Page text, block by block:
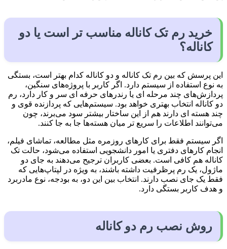
خرید رم تک کاناله مناسب تر است یا دو
کاناله؟
این پرسش که بین رم تک کاناله و دو کاناله کدام بهتر است، بستگی
به نوع استفاده از سیستم دارد. اگر کاربر با پروژه‌های سنگین،
پردازش‌های چند مرحله ای یا رندرهای حرفه ای سر و کار دارد، رم
دو کاناله انتخاب بهتری خواهد بود. سیستم‌هایی که پردازنده قوی و
چند هسته ای دارند هم از این ساختار بیشتر سود می‌برند، چون
می‌توانند اطلاعات را سریع تر میان هسته‌ها جا به جا کنند.
اگر سیستم فقط برای کارهای روزمره مثل مطالعه، تماشای فیلم،
انجام کارهای دفتری یا امور دانشجویی استفاده می‌شود، حالت تک
کاناله هم کافی است. بعضی کاربران ترجیح می‌دهند به جای دو
ماژول، یک رم پرظرفیت داشته باشند، به ویژه در لپتاپ‌هایی که
فقط یک جای نصب دارند. انتخاب بین این دو، به بودجه، نوع مادربرد
و هدف کاربر بستگی دارد.
روش نصب رم دو کاناله